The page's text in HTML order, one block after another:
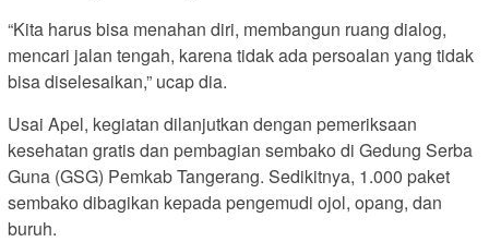
“Kita harus bisa menahan diri, membangun ruang dialog,
mencari jalan tengah, karena tidak ada persoalan yang tidak
bisa diselesaikan,” ucap dia.
Usai Apel, kegiatan dilanjutkan dengan pemeriksaan
kesehatan gratis dan pembagian sembako di Gedung Serba
Guna (GSG) Pemkab Tangerang. Sedikitnya, 1.000 paket
sembako dibagikan kepada pengemudi ojol, opang, dan
buruh.